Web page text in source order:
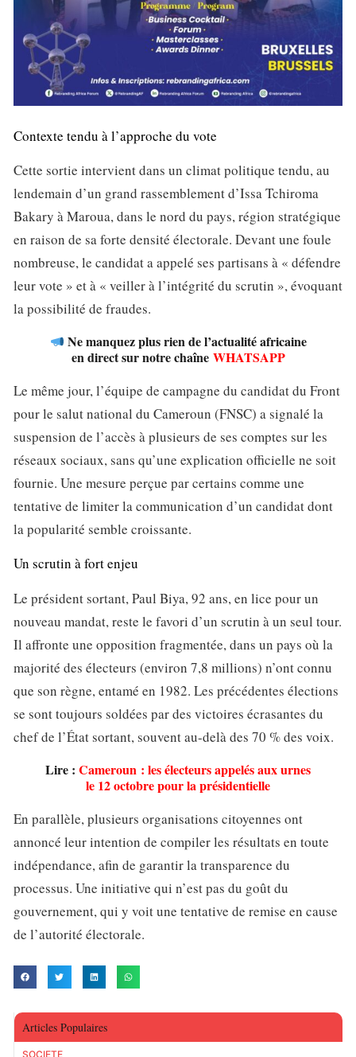
Contexte tendu à l’approche du vote
Cette sortie intervient dans un climat politique tendu, au
lendemain d’un grand rassemblement d’Issa Tchiroma
Bakary à Maroua, dans le nord du pays, région stratégique
en raison de sa forte densité électorale. Devant une foule
nombreuse, le candidat a appelé ses partisans à « défendre
leur vote » et à « veiller à l’intégrité du scrutin », évoquant
la possibilité de fraudes.
Ne manquez plus rien de l’actualité africaine
en direct sur notre chaîne WHATSAPP
Le même jour, l’équipe de campagne du candidat du Front
pour le salut national du Cameroun (FNSC) a signalé la
suspension de l’accès à plusieurs de ses comptes sur les
réseaux sociaux, sans qu’une explication officielle ne soit
fournie. Une mesure perçue par certains comme une
tentative de limiter la communication d’un candidat dont
la popularité semble croissante.
Un scrutin à fort enjeu
Le président sortant, Paul Biya, 92 ans, en lice pour un
nouveau mandat, reste le favori d’un scrutin à un seul tour.
Il affronte une opposition fragmentée, dans un pays où la
majorité des électeurs (environ 7,8 millions) n’ont connu
que son règne, entamé en 1982. Les précédentes élections
se sont toujours soldées par des victoires écrasantes du
chef de l’État sortant, souvent au-delà des 70 % des voix.
Lire : Cameroun : les électeurs appelés aux urnes
le 12 octobre pour la présidentielle
En parallèle, plusieurs organisations citoyennes ont
annoncé leur intention de compiler les résultats en toute
indépendance, afin de garantir la transparence du
processus. Une initiative qui n’est pas du goût du
gouvernement, qui y voit une tentative de remise en cause
de l’autorité électorale.
Articles Populaires
SOCIETE